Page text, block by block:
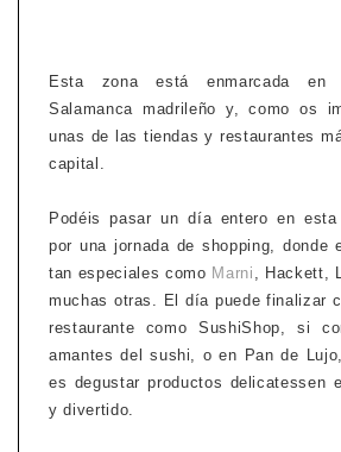
Esta zona está enmarcada en
Salamanca madrileño y, como os
unas de las tiendas y restaurantes
capital.
Podéis pasar un día entero en esta
por una jornada de shopping, donde
tan especiales como Marni , Hackett,
muchas otras. El día puede finalizar
restaurante como SushiShop, si
amantes del sushi, o en Pan de
es degustar productos delicatessen
y divertido.